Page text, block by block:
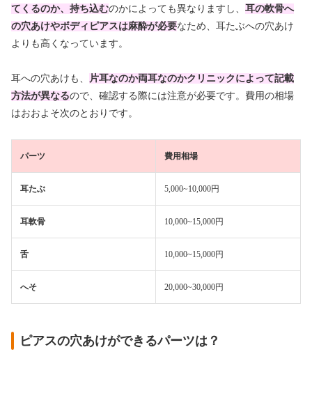
てくるのか、持ち込むのかによっても異なりますし、 耳の軟骨へ
の穴あけやボディピアスは麻酔が必要なため、耳たぶへの穴あけ
よりも高くなっています。
耳への穴あけも、 片耳なのか両耳なのかクリニックによって記載
方法が異なるので、確認する際には注意が必要です。費用の相場
はおおよそ次のとおりです。
パーツ 費用相場
耳たぶ 5,000~10,000円
耳軟骨 10,000~15,000円
舌 10,000~15,000円
へそ 20,000~30,000円
ピアスの穴あけができるパーツは？